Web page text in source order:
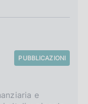
PUBBLICAZIONI
e